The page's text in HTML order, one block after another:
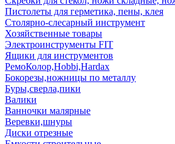
Пистолеты для герметика, пены, клея
Столярно-слесарный инструмент
Хозяйственные товары
Электроинструменты FIT
Ящики для инструментов
РемоКолор,Hobbi,Hardax
Бокорезы,ножницы по металлу
Буры,сверла,пики
Валики
Ванночки малярные
Веревки,шнуры
Диски отрезные